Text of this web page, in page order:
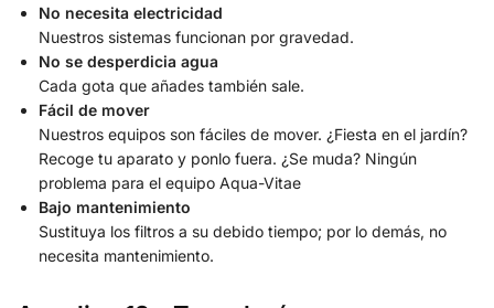
No necesita electricidad
Nuestros sistemas funcionan por gravedad.
No se desperdicia agua
Cada gota que añades también sale.
Fácil de mover
Nuestros equipos son fáciles de mover. ¿Fiesta en el jardín?
Recoge tu aparato y ponlo fuera. ¿Se muda? Ningún
problema para el equipo Aqua-Vitae
Bajo mantenimiento
Sustituya los filtros a su debido tiempo; por lo demás, no
necesita mantenimiento.